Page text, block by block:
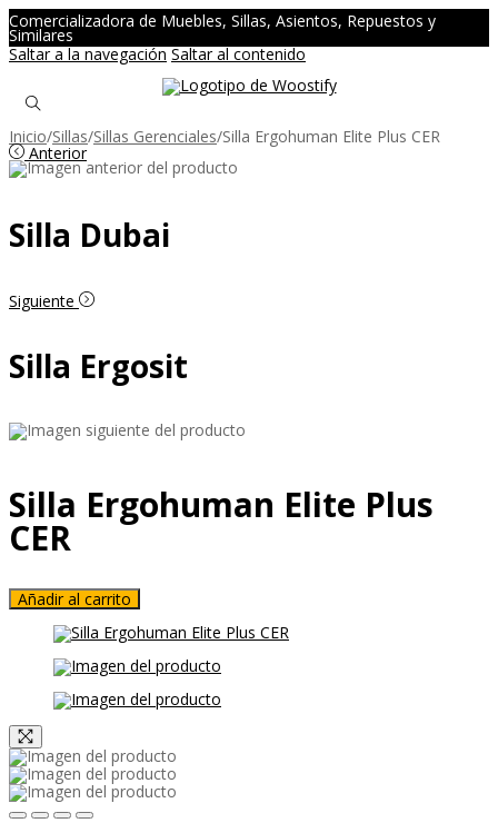
Comercializadora de Muebles, Sillas, Asientos, Repuestos y
Similares
Saltar a la navegación Saltar al contenido
Inicio/Sillas/Sillas Gerenciales/Silla Ergohuman Elite Plus CER
Anterior
Silla Dubai
Siguiente
Silla Ergosit
Silla Ergohuman Elite Plus
CER
Añadir al carrito